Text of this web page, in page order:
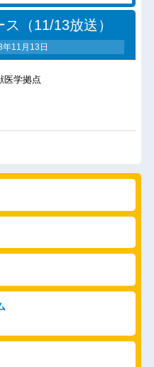
（11/13放送）
年11月13日
医学拠点